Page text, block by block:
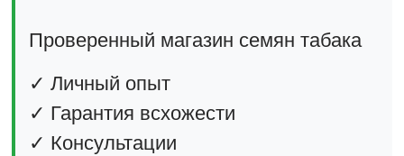
Проверенный магазин семян табака
✓ Личный опыт
✓ Гарантия всхожести
✓ Консультации